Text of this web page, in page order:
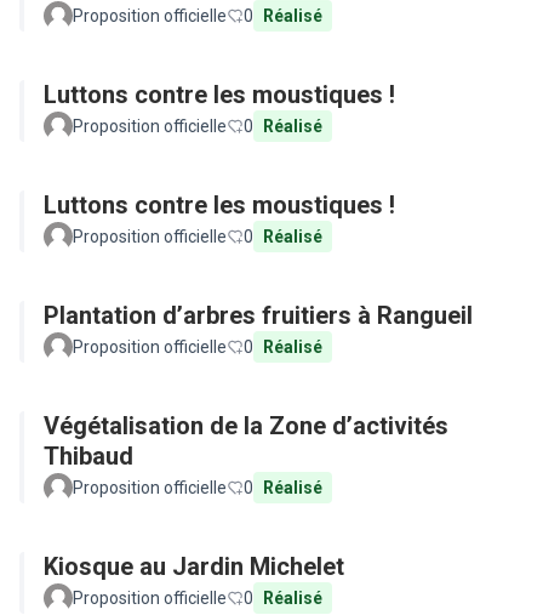
Proposition officielle 0 Réalisé
Luttons contre les moustiques !
Proposition officielle 0 Réalisé
Luttons contre les moustiques !
Proposition officielle 0 Réalisé
Plantation d’arbres fruitiers à Rangueil
Proposition officielle 0 Réalisé
Végétalisation de la Zone d’activités
Thibaud
Proposition officielle 0 Réalisé
Kiosque au Jardin Michelet
Proposition officielle 0 Réalisé